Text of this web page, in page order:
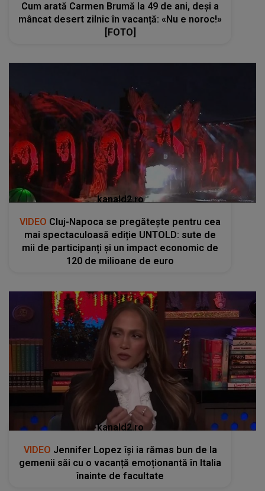
Cum arată Carmen Brumă la 49 de ani, deși a
mâncat desert zilnic în vacanță: «Nu e noroc!»
[FOTO]
kanald2.ro
VIDEO Cluj-Napoca se pregătește pentru cea
mai spectaculoasă ediție UNTOLD: sute de
mii de participanți și un impact economic de
120 de milioane de euro
kanald2.ro
VIDEO Jennifer Lopez își ia rămas bun de la
gemenii săi cu o vacanță emoționantă în Italia
înainte de facultate